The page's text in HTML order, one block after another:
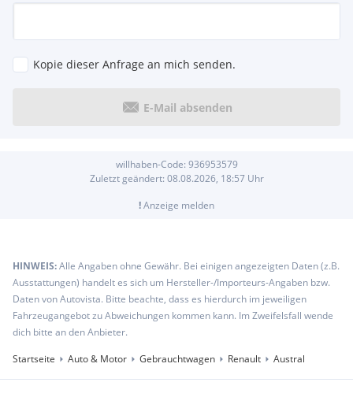
Kopie dieser Anfrage an mich senden.
E-Mail absenden
willhaben-Code: 936953579
Zuletzt geändert: 08.08.2026, 18:57Uhr
!Anzeige melden
HINWEIS:Alle Angaben ohne Gewähr. Bei einigen angezeigten Daten (z.B.
Ausstattungen) handelt es sich um Hersteller-/Importeurs-Angaben bzw.
Daten von Autovista. Bitte beachte, dass es hierdurch im jeweiligen
Fahrzeugangebot zu Abweichungen kommen kann. Im Zweifelsfall wende
dich bitte an den Anbieter.
Startseite
Auto & Motor Gebrauchtwagen Renault Austral